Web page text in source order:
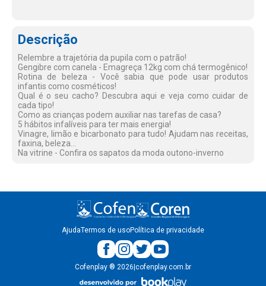
Descrição
Relembre a trajetória da pupila com o patrão!
Gengibre com canela - Emagreça 12kg com chá termogênico!
Rotina de beleza - Você sabia que pode usar produtos
infantis como cosméticos!
Qual é o seu cacho? Descubra aqui e veja como cuidar de
cada tipo!
Como as crianças podem auxiliar nas tarefas de casa?
5 hábitos infalíveis para ter mais energia!
Vinagre, limão e bicarbonato para tudo! Ajudam nas receitas,
faxina, beleza...
Na vitrine - Confira os sapatos da moda outono-inverno
AjudaTermos de usoPolítica de privacidade
Cofenplay ® 2026 cofenplay.com.br